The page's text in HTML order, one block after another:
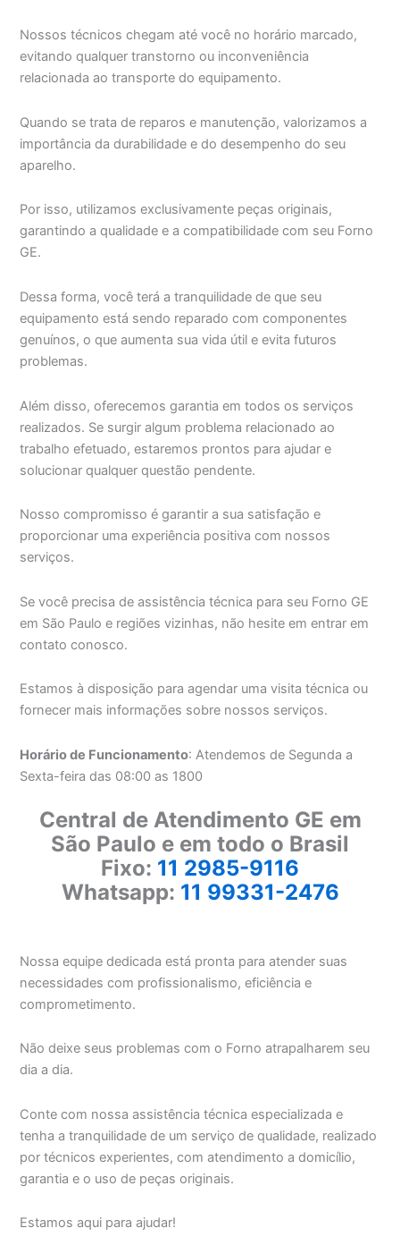
Nossos técnicos chegam até você no horário marcado,
evitando qualquer transtorno ou inconveniência
relacionada ao transporte do equipamento.
Quando se trata de reparos e manutenção, valorizamos a
importância da durabilidade e do desempenho do seu
aparelho.
Por isso, utilizamos exclusivamente peças originais,
garantindo a qualidade e a compatibilidade com seu Forno
GE.
Dessa forma, você terá a tranquilidade de que seu
equipamento está sendo reparado com componentes
genuínos, o que aumenta sua vida útil e evita futuros
problemas.
Além disso, oferecemos garantia em todos os serviços
realizados. Se surgir algum problema relacionado ao
trabalho efetuado, estaremos prontos para ajudar e
solucionar qualquer questão pendente.
Nosso compromisso é garantir a sua satisfação e
proporcionar uma experiência positiva com nossos
serviços.
Se você precisa de assistência técnica para seu Forno GE
em São Paulo e regiões vizinhas, não hesite em entrar em
contato conosco.
Estamos à disposição para agendar uma visita técnica ou
fornecer mais informações sobre nossos serviços.
Horário de Funcionamento: Atendemos de Segunda a
Sexta-feira das 08:00 as 1800
Central de Atendimento GE em
São Paulo e em todo o Brasil
Fixo: 11 2985-9116
Whatsapp: 11 99331-2476
Nossa equipe dedicada está pronta para atender suas
necessidades com profissionalismo, eficiência e
comprometimento.
Não deixe seus problemas com o Forno atrapalharem seu
dia a dia.
Conte com nossa assistência técnica especializada e
tenha a tranquilidade de um serviço de qualidade, realizado
por técnicos experientes, com atendimento a domicílio,
garantia e o uso de peças originais.
Estamos aqui para ajudar!